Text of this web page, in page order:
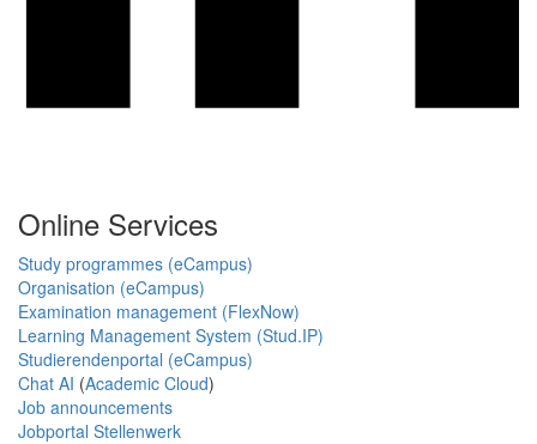
Online Services
Study programmes (eCampus)
Organisation (eCampus)
Examination management (FlexNow)
Learning Management System (Stud.IP)
Studierendenportal (eCampus)
Chat AI (Academic Cloud)
Job announcements
Jobportal Stellenwerk